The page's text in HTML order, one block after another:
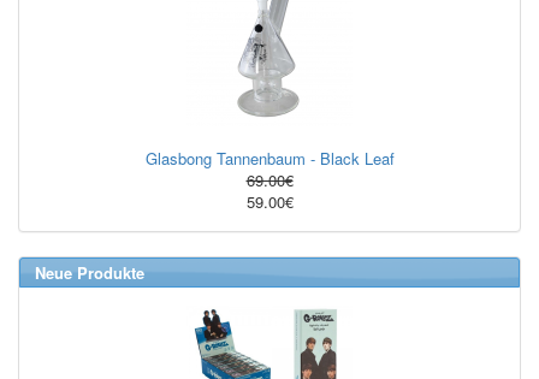
Glasbong Tannenbaum - Black Leaf
69.00€
59.00€
Neue Produkte